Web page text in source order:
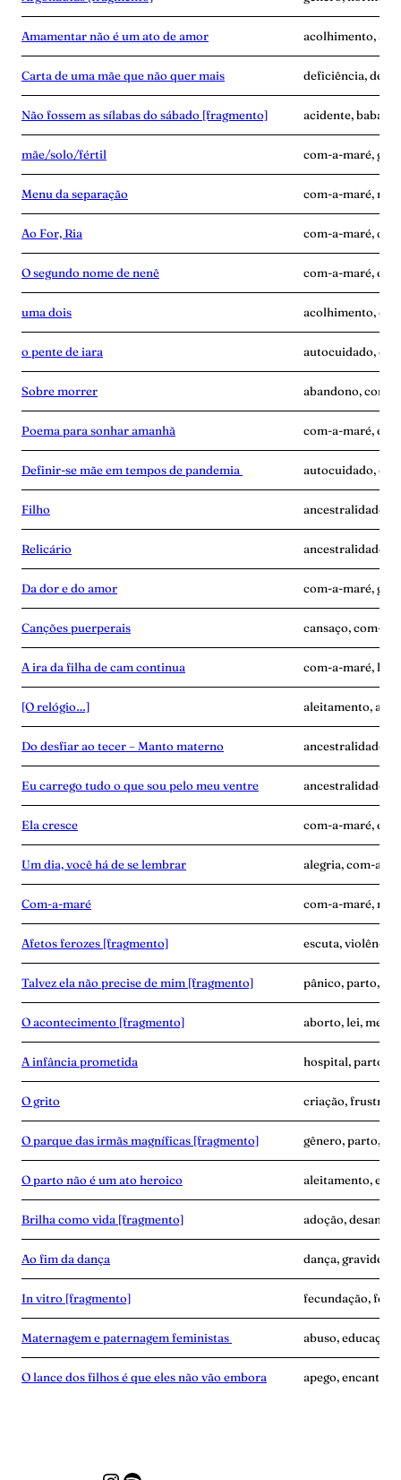
Amamentar não é um ato de amor acolhimento,
Carta de uma mãe que não quer mais deficiência,
Não fossem as sílabas do sábado [fragmento] acidente, babás,
mãe/solo/fértil com-a-maré,
Menu da separação com-a-maré,
Ao For, Ria com-a-maré,
O segundo nome de nenê com-a-maré,
uma dois acolhimento,
o pente de iara autocuidado,
Sobre morrer abandono, com-
Poema para sonhar amanhã com-a-maré,
Definir-se mãe em tempos de pandemia autocuidado,
Filho ancestralidade,
Relicário ancestralidade,
Da dor e do amor com-a-maré,
Canções puerperais cansaço, com-a-
A ira da filha de cam continua com-a-maré,
[O relógio…] aleitamento,
Do desfiar ao tecer – Manto materno ancestralidade,
Eu carrego tudo o que sou pelo meu ventre ancestralidade,
Ela cresce com-a-maré,
Um dia, você há de se lembrar alegria, com-a-
Com-a-maré com-a-maré,
Afetos ferozes [fragmento] escuta, violência
Talvez ela não precise de mim [fragmento] pânico, parto,
O acontecimento [fragmento] aborto, lei,
A infância prometida hospital, parto,
O grito criação,
O parque das irmãs magníficas [fragmento] gênero, parto,
O parto não é um ato heroico aleitamento,
Brilha como vida [fragmento] adoção, desamor
Ao fim da dança dança, gravidez,
In vitro [fragmento] fecundação,
Maternagem e paternagem feministas abuso,
O lance dos filhos é que eles não vão embora apego,